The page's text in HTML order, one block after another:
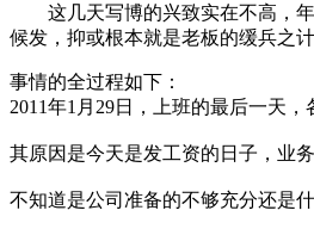
这几天写博的兴致实在不高，
候发，抑或根本就是老板的缓兵之计
事情的全过程如下：
2011年1月29日，上班的最后一天
其原因是今天是发工资的日子，业
不知道是公司准备的不够充分还是